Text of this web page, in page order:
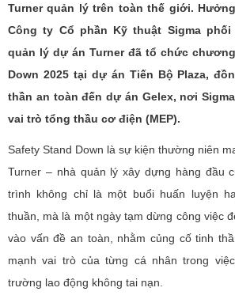
Turner quản lý trên toàn thế giới.
Công ty Cổ phần Kỹ thuật Sigma
quản lý dự án Turner đã tổ chức
Down 2025tại dự án Tiến Bộ Plaza,
thần an toàn đến dự án Gelex, nơi
vai trò tổng thầu cơ điện (MEP).
Safety Stand Down là sự kiện thường niên
Turner – nhà quản lý xây dựng hàng đầu
trình không chỉ là một buổi huấn luyện
thuần, mà là một ngày tạm dừng công việc
vào vấn đề an toàn, nhằm củng cố tinh
mạnh vai trò của từng cá nhân trong
trường lao động không tai nạn.